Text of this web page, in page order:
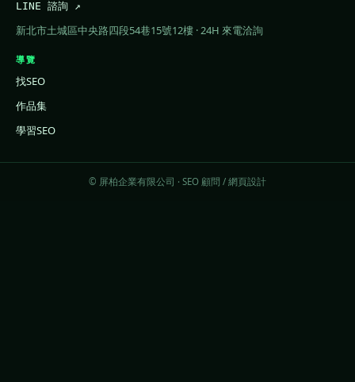
LINE 諮詢 ↗
新北市土城區中央路四段54巷15號12樓 · 24H 來電洽詢
導覽
找SEO
作品集
學習SEO
© 屏柏企業有限公司 · SEO 顧問 / 網頁設計